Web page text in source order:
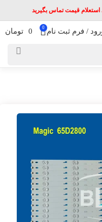
قیمت تماس بگیرید
/ فرم ثبت نام 0
0 تومان